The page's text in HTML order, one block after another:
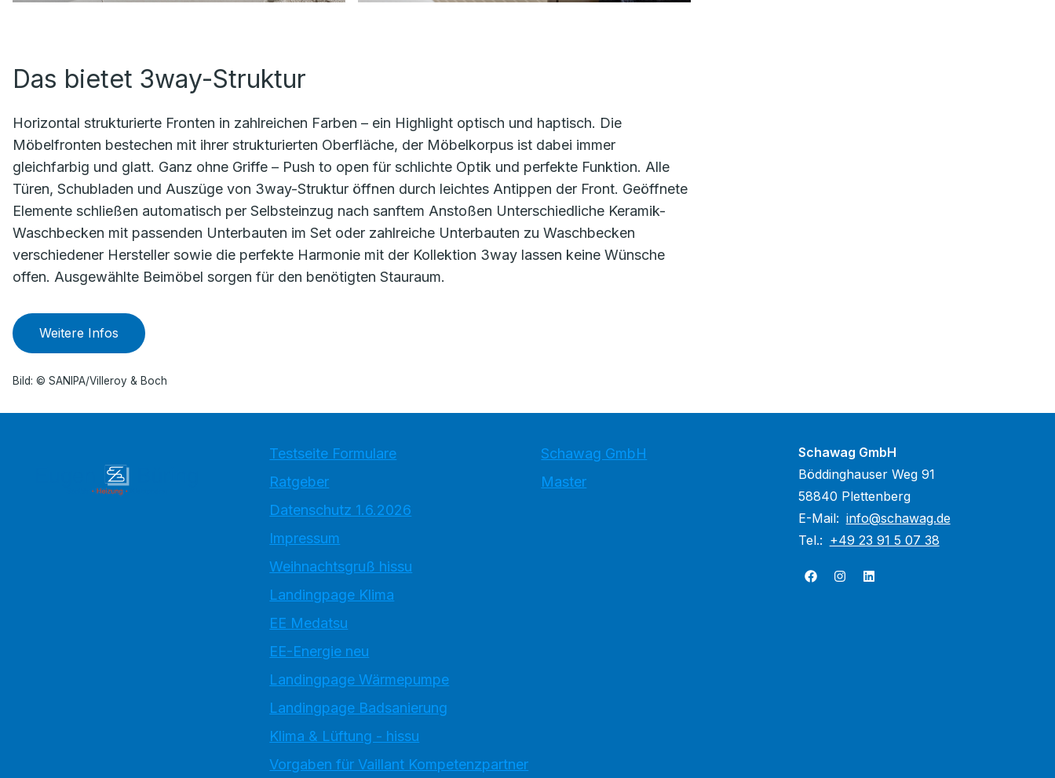
Das bietet 3way-Struktur
Horizontal strukturierte Fronten in zahlreichen Farben – ein Highlight optisch und haptisch. Die
Möbelfronten bestechen mit ihrer strukturierten Oberfläche, der Möbelkorpus ist dabei immer
gleichfarbig und glatt. Ganz ohne Griffe – Push to open für schlichte Optik und perfekte Funktion. Alle
Türen, Schubladen und Auszüge von 3way-Struktur öffnen durch leichtes Antippen der Front. Geöffnete
Elemente schließen automatisch per Selbsteinzug nach sanftem Anstoßen Unterschiedliche Keramik-
Waschbecken mit passenden Unterbauten im Set oder zahlreiche Unterbauten zu Waschbecken
verschiedener Hersteller sowie die perfekte Harmonie mit der Kollektion 3way lassen keine Wünsche
offen. Ausgewählte Beimöbel sorgen für den benötigten Stauraum.
Weitere Infos
Bild: © SANIPA/Villeroy & Boch
Testseite Formulare
Ratgeber
Datenschutz 1.6.2026
Impressum
Weihnachtsgruß hissu
Landingpage Klima
EE Medatsu
EE-Energie neu
Landingpage Wärmepumpe
Landingpage Badsanierung
Klima & Lüftung - hissu
Vorgaben für Vaillant Kompetenzpartner
Schawag GmbH
Master
Schawag GmbH
Böddinghauser Weg 91
58840 Plettenberg
E-Mail: info@schawag.de
Tel.: +49 23 91 5 07 38